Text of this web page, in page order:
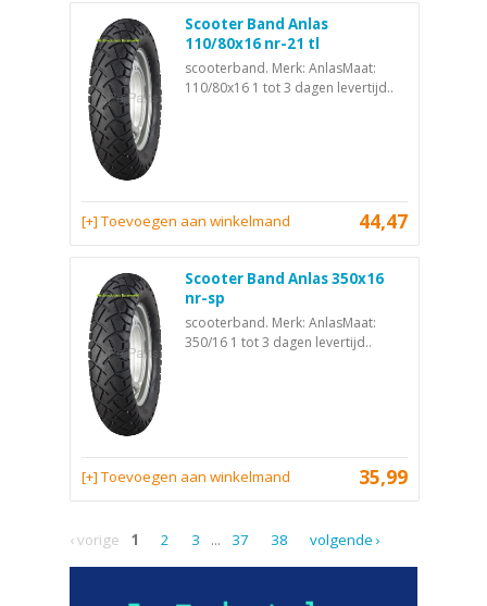
Scooter Band Anlas
110/80x16 nr-21 tl
scooterband. Merk: AnlasMaat:
110/80x16 1 tot 3 dagen levertijd..
44,47
[+] Toevoegen aan winkelmand
Scooter Band Anlas 350x16
nr-sp
scooterband. Merk: AnlasMaat:
350/16 1 tot 3 dagen levertijd..
35,99
[+] Toevoegen aan winkelmand
‹ vorige 1 2 3 ... 37 38 volgende ›